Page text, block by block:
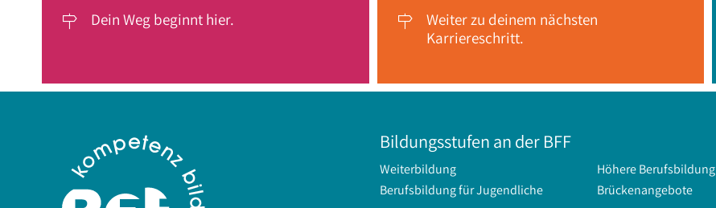
 Dein Weg beginnt hier. 
Weiter zu deinem nächsten
Karriereschritt.
Bildungsstufen an der BFF
Weiterbildung Höhere Berufsbildung
Berufsbildung für Jugendliche
Brückenangebote